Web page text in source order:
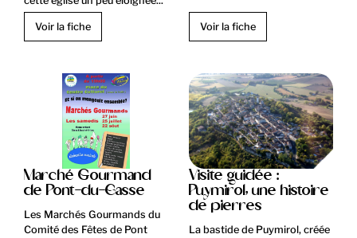
Voir la fiche Voir la fiche
Marché Gourmand
de Pont-du-Casse
Les Marchés Gourmands du
Comité des Fêtes de Pont
Visite guidée :
Puymirol, une histoire
de pierres
La bastide de Puymirol, créée